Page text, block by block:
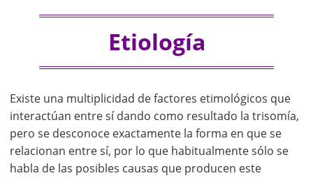
Etiología
Existe una multiplicidad de factores etimológicos que
interactúan entre sí dando como resultado la trisomía,
pero se desconoce exactamente la forma en que se
relacionan entre sí, por lo que habitualmente sólo se
habla de las posibles causas que producen este